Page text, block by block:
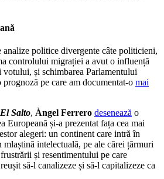
politice divergente câte politicieni,
controlului migrației a avut o influență
votului, și schimbarea Parlamentului
pe care am documentat-o mai
El Salto, Àngel Ferrero desenează o
Europeană și-a prezentat fața cea mai
alegeri: un continent care intră în
intelectuală, pe ale cărei țărmuri
și resentimentului pe care
să-l canalizeze și să-l capitalizeze ca